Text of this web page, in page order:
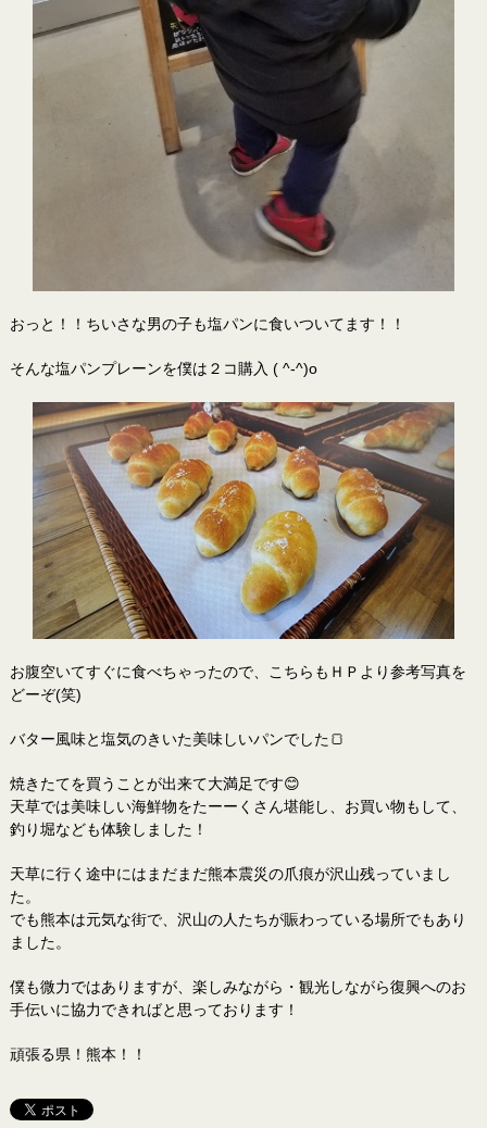
おっと！！ちいさな男の子も塩パンに食いついてます！！
そんな塩パンプレーンを僕は２コ購入 ( ^-^)o
お腹空いてすぐに食べちゃったので、こちらもＨＰより参考写真を
どーぞ(笑)
バター風味と塩気のきいた美味しいパンでした🍞
焼きたてを買うことが出来て大満足です😊
天草では美味しい海鮮物をたーーくさん堪能し、お買い物もして、
釣り堀なども体験しました！
天草に行く途中にはまだまだ熊本震災の爪痕が沢山残っていまし
た。
でも熊本は元気な街で、沢山の人たちが賑わっている場所でもあり
ました。
僕も微力ではありますが、楽しみながら・観光しながら復興へのお
手伝いに協力できればと思っております！
頑張る県！熊本！！